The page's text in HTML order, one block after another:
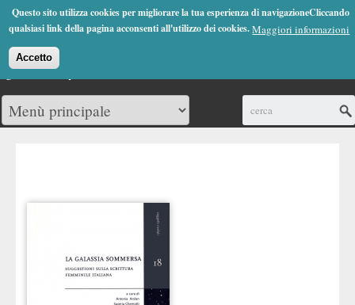
Questo sito utilizza cookies per migliorare la tua esperienza di navigazioneCliccando
qualsiasi link della pagina acconsenti all'utilizzo dei cookies.Maggiori informazioni
Accetto
Jump to Navigation
(0)